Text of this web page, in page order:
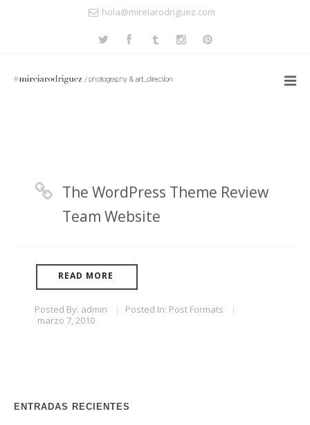
hola@mireiarodriguez.com
The WordPress Theme Review
Team Website
READ MORE
Posted By: admin | Posted In: Post Formats
|
marzo 7, 2010
ENTRADAS RECIENTES